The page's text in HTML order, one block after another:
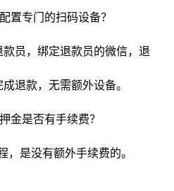
置专门的扫码设备？
员，绑定退款员的微信，退
退款，无需额外设备。
金是否有手续费？
是没有额外手续费的。